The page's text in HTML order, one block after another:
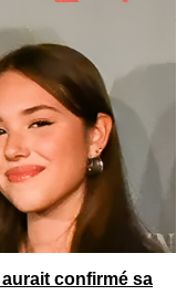
confirmé sa